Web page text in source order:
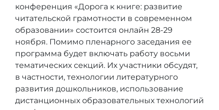
конференция «Дорога к книге: развитие
читательской грамотности в современном
образовании» состоится онлайн 28-29
ноября. Помимо пленарного заседания ее
программа будет включать работу восьми
тематических секций. Их участники обсудят,
в частности, технологии литературного
развития дошкольников, использование
дистанционных образовательных технологий